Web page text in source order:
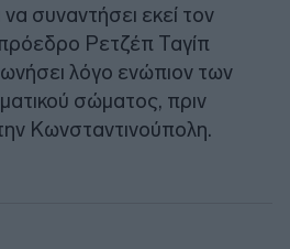
συναντήσει εκεί τον
Ρετζέπ Ταγίπ
λόγο ενώπιον των
σώματος, πριν
Κωνσταντινούπολη.